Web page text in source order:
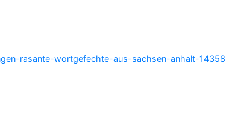
rasante-wortgefechte-aus-sachsen-anhalt-14358